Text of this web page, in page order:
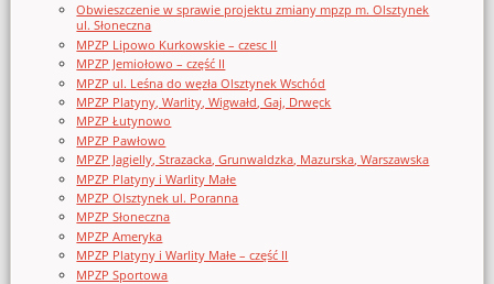
Obwieszczenie w sprawie projektu zmiany mpzp m. Olsztynek
ul. Słoneczna
MPZP Lipowo Kurkowskie – czesc II
MPZP Jemiołowo – część II
MPZP ul. Leśna do węzła Olsztynek Wschód
MPZP Platyny, Warlity, Wigwałd, Gaj, Drwęck
MPZP Łutynowo
MPZP Pawłowo
MPZP Jagielly, Strazacka, Grunwaldzka, Mazurska, Warszawska
MPZP Platyny i Warlity Małe
MPZP Olsztynek ul. Poranna
MPZP Słoneczna
MPZP Ameryka
MPZP Platyny i Warlity Małe – część II
MPZP Sportowa